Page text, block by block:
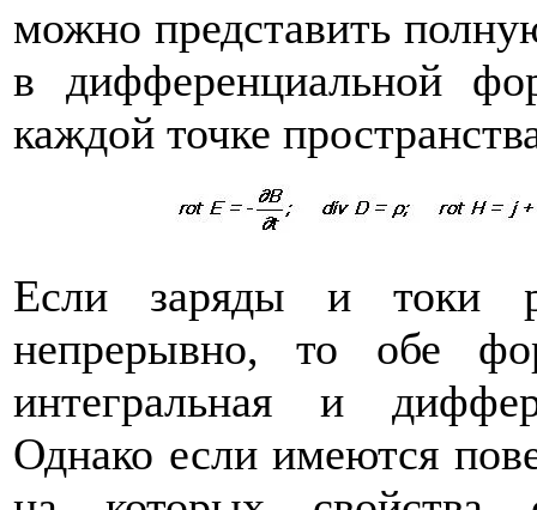
можно представить
в дифференциальной
каждой точке
Если заряды и токи
непрерывно, то обе
интегральная и
Однако если имеются